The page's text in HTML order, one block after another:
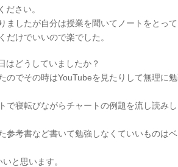
さい。
したが自分は授業を聞いてノートをとって
だけでいいので楽でした。
どうしていましたか？
でその時はYouTubeを見たりして無理に
で寝転びながらチャートの例題を流し読みし
参考書など書いて勉強しなくていいものはベ
と思います。